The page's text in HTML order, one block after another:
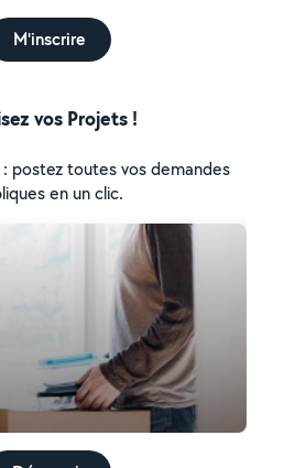
M'inscrire
vos Projets !
postez toutes vos demandes
en un clic.